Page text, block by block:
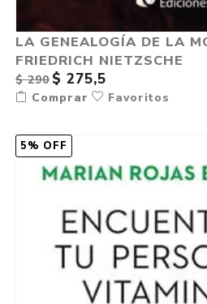
LA GENEALOGÍA DE LA
FRIEDRICH NIETZSCHE
$ 290 $ 275,5
Comprar Favoritos
5% OFF